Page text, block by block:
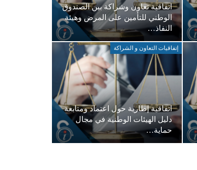
اتفاقية تعاون وشراكة بين الصندوق
الوطني للتأمين على المرض وهيئة
النفاذ…
إتفاقيات التعاون و الشراكة
اتفاقية إطارية حول اعتماد ومتابعة
دليل الهيئات الوطنية في مجال
حماية…